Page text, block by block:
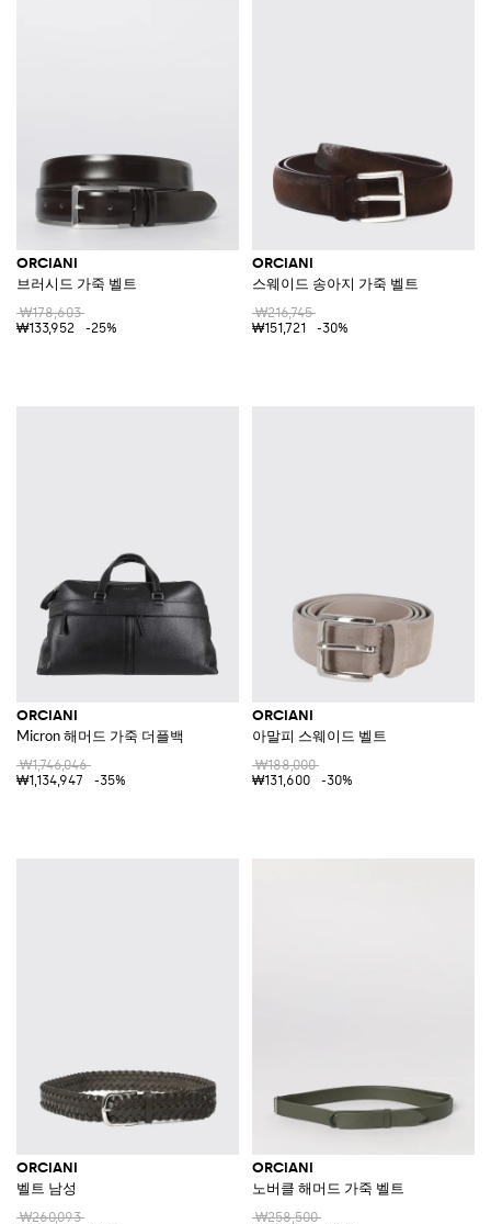
ORCIANI
브러시드 가죽 벨트
₩178,603
₩133,952
-25%
ORCIANI
스웨이드 송아지 가죽 벨트
₩216,745
₩151,721
-30%
ORCIANI
Micron 해머드 가죽 더플백
₩1,746,046
₩1,134,947
-35%
ORCIANI
아말피 스웨이드 벨트
₩188,000
₩131,600
-30%
ORCIANI
벨트 남성
₩260,093
ORCIANI
노버클 해머드 가죽 벨트
₩258,500